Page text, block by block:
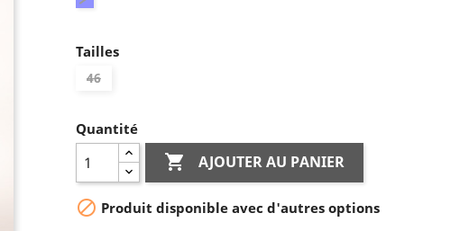
Tailles
46
Quantité
 AJOUTER AU PANIER
 Produit disponible avec d'autres options